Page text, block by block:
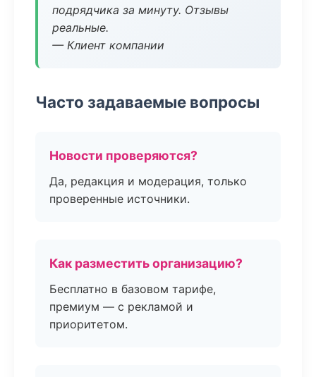
подрядчика за минуту. Отзывы
реальные.
— Клиент компании
Часто задаваемые вопросы
Новости проверяются?
Да, редакция и модерация, только
проверенные источники.
Как разместить организацию?
Бесплатно в базовом тарифе,
премиум — с рекламой и
приоритетом.